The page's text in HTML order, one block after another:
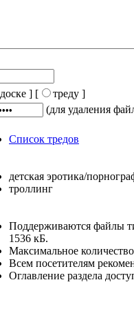
доске ] [
треду ]
(для удаления
Список тредов
детская эротика/
троллинг
Поддерживаются файлы
1536 кБ.
Максимальное
Всем посетителям
Оглавление раздела